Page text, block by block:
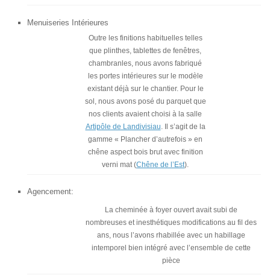
Menuiseries Intérieures
Outre les finitions habituelles telles
que plinthes, tablettes de fenêtres,
chambranles, nous avons fabriqué
les portes intérieures sur le modèle
existant déjà sur le chantier. Pour le
sol, nous avons posé du parquet que
nos clients avaient choisi à la salle
Artipôle de Landivisiau . Il s’agit de la
gamme « Plancher d’autrefois » en
chêne aspect bois brut avec finition
verni mat (Chêne de l’Est).
Agencement:
La cheminée à foyer ouvert avait subi de
nombreuses et inesthétiques modifications au fil des
ans, nous l’avons rhabillée avec un habillage
intemporel bien intégré avec l’ensemble de cette
pièce